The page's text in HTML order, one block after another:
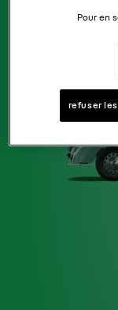
Pour en
refuser